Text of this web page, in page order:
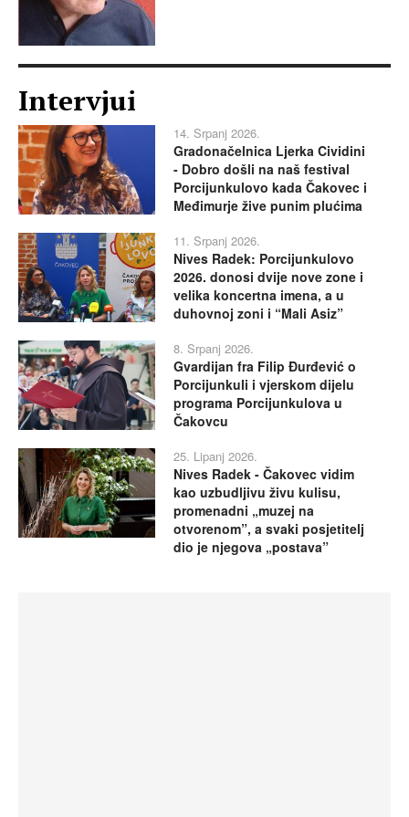
Intervjui
14. Srpanj 2026.
Gradonačelnica Ljerka Cividini
- Dobro došli na naš festival
Porcijunkulovo kada Čakovec i
Međimurje žive punim plućima
11. Srpanj 2026.
Nives Radek: Porcijunkulovo
2026. donosi dvije nove zone i
velika koncertna imena, a u
duhovnoj zoni i “Mali Asiz”
8. Srpanj 2026.
Gvardijan fra Filip Đurđević o
Porcijunkuli i vjerskom dijelu
programa Porcijunkulova u
Čakovcu
25. Lipanj 2026.
Nives Radek - Čakovec vidim
kao uzbudljivu živu kulisu,
promenadni „muzej na
otvorenom”, a svaki posjetitelj
dio je njegova „postava”